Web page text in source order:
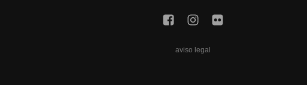
aviso legal